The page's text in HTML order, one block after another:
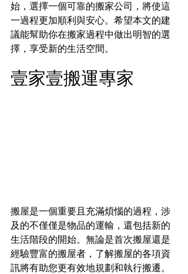
始，選擇一個可靠的搬家公司，將使這
一過程更加順利與安心。希望本文的建
議能幫助你在搬家過程中做出明智的選
擇，享受新的生活空間。
壹家壹搬運專家
搬屋是一個重要且充滿煩惱的過程，涉
及的不僅僅是物品的運輸，還包括新的
生活階段的開始。無論是首次搬屋還是
經驗豐富的搬屋者，了解搬屋的各項資
訊將有助您更有效地規劃和執行搬遷。